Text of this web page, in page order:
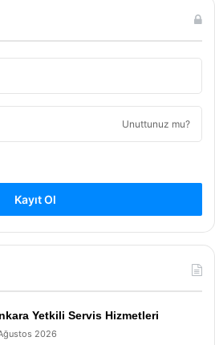
Unuttunuz mu?
Kayıt Ol
Yetkili Servis Hizmetleri
2026